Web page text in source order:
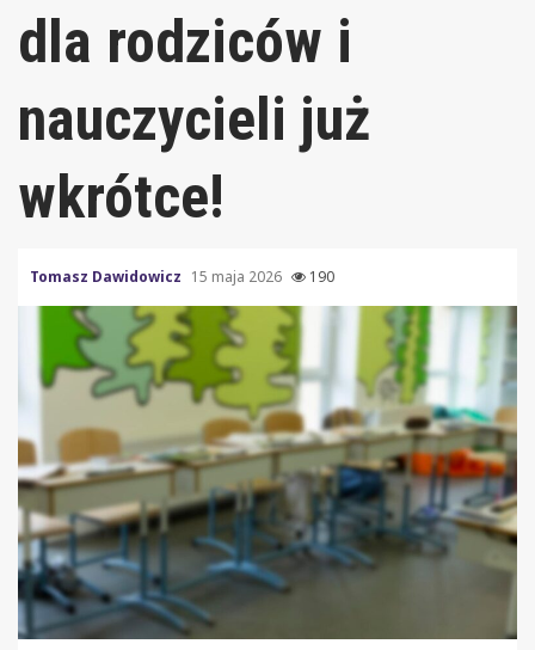
dla rodziców i
nauczycieli już
wkrótce!
Tomasz Dawidowicz 15 maja 2026 190